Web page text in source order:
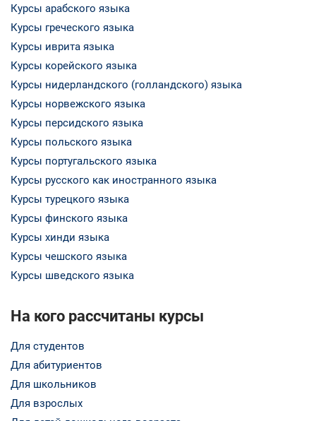
Курсы арабского языка
Курсы греческого языка
Курсы иврита языка
Курсы корейского языка
Курсы нидерландского (голландского) языка
Курсы норвежского языка
Курсы персидского языка
Курсы польского языка
Курсы португальского языка
Курсы русского как иностранного языка
Курсы турецкого языка
Курсы финского языка
Курсы хинди языка
Курсы чешского языка
Курсы шведского языка
На кого рассчитаны курсы
Для студентов
Для абитуриентов
Для школьников
Для взрослых